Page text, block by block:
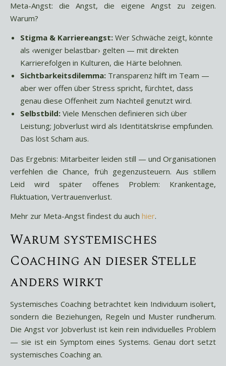
Meta-Angst: die Angst, die eigene Angst zu zeigen.
Warum?
Stigma & Karriereangst: Wer Schwäche zeigt, könnte
als ‹weniger belastbar› gelten — mit direkten
Karrierefolgen in Kulturen, die Härte belohnen.
Sichtbarkeitsdilemma: Transparenz hilft im Team —
aber wer offen über Stress spricht, fürchtet, dass
genau diese Offenheit zum Nachteil genutzt wird.
Selbstbild: Viele Menschen definieren sich über
Leistung; Jobverlust wird als Identitätskrise empfunden.
Das löst Scham aus.
Das Ergebnis: Mitarbeiter leiden still — und Organisationen
verfehlen die Chance, früh gegenzusteuern. Aus stillem
Leid wird später offenes Problem: Krankentage,
Fluktuation, Vertrauenverlust.
Mehr zur Meta-Angst findest du auch hier.
Warum systemisches
Coaching an dieser Stelle
anders wirkt
Systemisches Coaching betrachtet kein Individuum isoliert,
sondern die Beziehungen, Regeln und Muster rundherum.
Die Angst vor Jobverlust ist kein rein individuelles Problem
— sie ist ein Symptom eines Systems. Genau dort setzt
systemisches Coaching an.